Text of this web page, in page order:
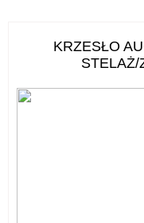
KRZESŁO
STELAŻ/